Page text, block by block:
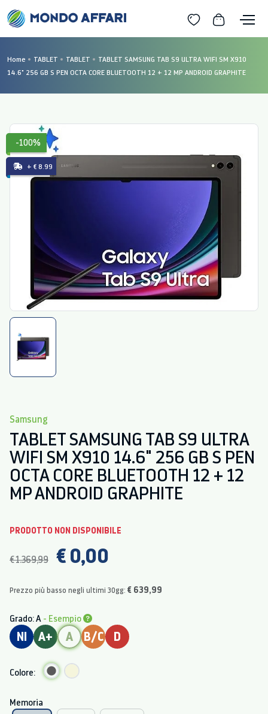
Home TABLET TABLET
TABLET SAMSUNG TAB S9 ULTRA WIFI SM X910
14.6" 256 GB S PEN OCTA CORE BLUETOOTH 12 + 12 MP ANDROID GRAPHITE
-100%
+ € 8.99
Samsung
TABLET SAMSUNG TAB S9 ULTRA
WIFI SM X910 14.6" 256 GB S PEN
OCTA CORE BLUETOOTH 12 + 12
MP ANDROID GRAPHITE
PRODOTTO NON DISPONIBILE
€ 1.369,99 € 0,00
Prezzo più basso negli ultimi 30gg: € 639,99
Grado: A - Esempio
NI A+ A B/C D
Colore:
Memoria